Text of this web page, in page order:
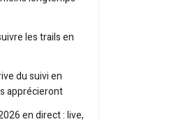
les trails en
du suivi en
apprécieront
en direct : live,